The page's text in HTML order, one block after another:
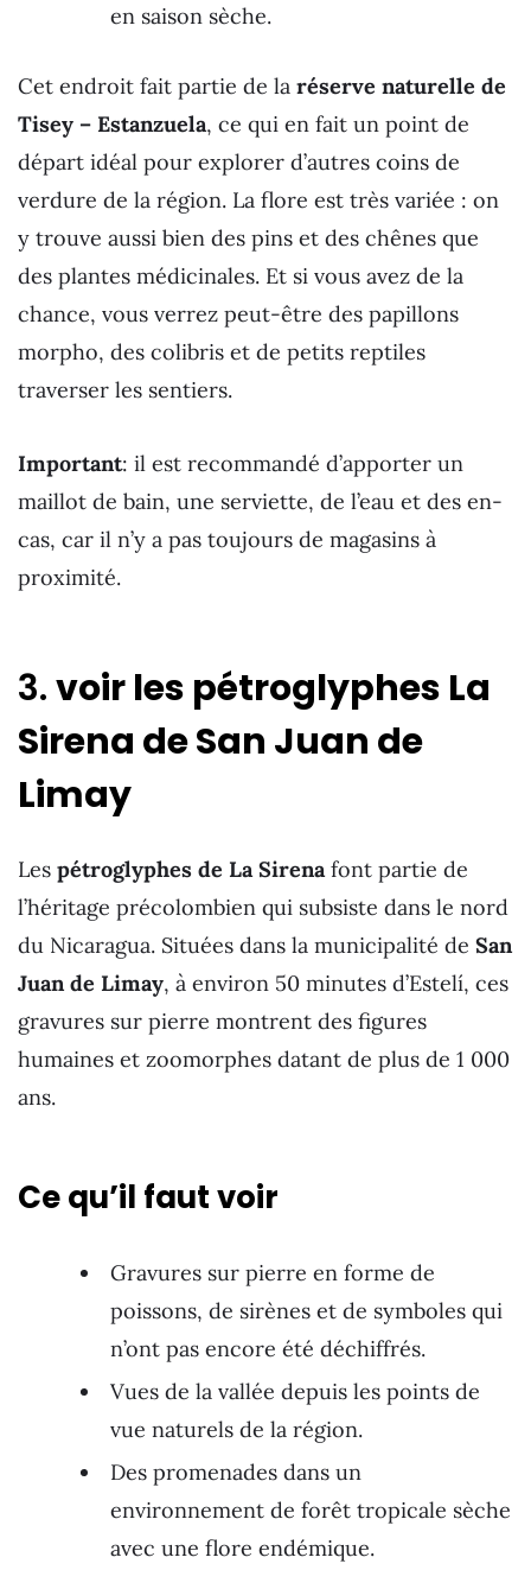
en saison sèche.
Cet endroit fait partie de la réserve naturelle de
Tisey – Estanzuela, ce qui en fait un point de
départ idéal pour explorer d’autres coins de
verdure de la région. La flore est très variée : on
y trouve aussi bien des pins et des chênes que
des plantes médicinales. Et si vous avez de la
chance, vous verrez peut-être des papillons
morpho, des colibris et de petits reptiles
traverser les sentiers.
Important: il est recommandé d’apporter un
maillot de bain, une serviette, de l’eau et des en-
cas, car il n’y a pas toujours de magasins à
proximité.
3.voir les pétroglyphes La
Sirena de San Juan de
Limay
Les pétroglyphes de La Sirenafont partie de
l’héritage précolombien qui subsiste dans le nord
du Nicaragua. Situées dans la municipalité de San
Juan de Limay, à environ 50 minutes d’Estelí, ces
gravures sur pierre montrent des figures
humaines et zoomorphes datant de plus de 1 000
ans.
Ce qu’il faut voir
Gravures sur pierre en forme de
poissons, de sirènes et de symboles qui
n’ont pas encore été déchiffrés.
Vues de la vallée depuis les points de
vue naturels de la région.
Des promenades dans un
environnement de forêt tropicale sèche
avec une flore endémique.